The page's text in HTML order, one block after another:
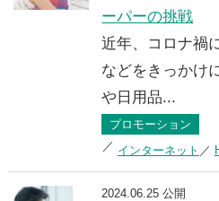
ーパーの挑戦
近年、コロナ禍
などをきっかけ
や日用品...
プロモーション
インターネット
2024.06.25 公開